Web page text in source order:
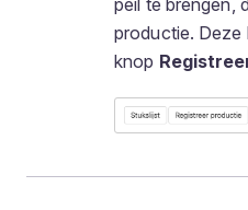
peil te brengen,
productie. Deze
knop